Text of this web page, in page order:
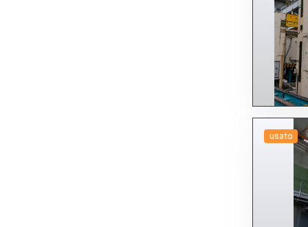
usato